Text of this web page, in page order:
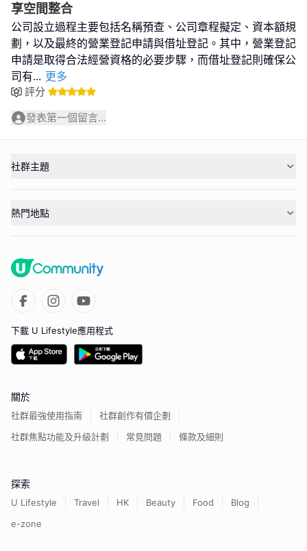
享空間整合
公司設立過程主要包括名稱預查、公司章程擬定、資本額規
劃，以及最終的營業登記申請與借址登記。其中，營業登記
申請是取得合法經營資格的必要步驟，而借址登記則確保公
司有... 更多
評分
發表第一個留言...
社群主題
熱門地點
下載 U Lifestyle應用程式
關於
社群最強使用指南
社群創作有價企劃
社群焦點功能及升級計劃
常見問題 條款及細則
探索
U Lifestyle Travel HK Beauty Food
Blog
e-zone